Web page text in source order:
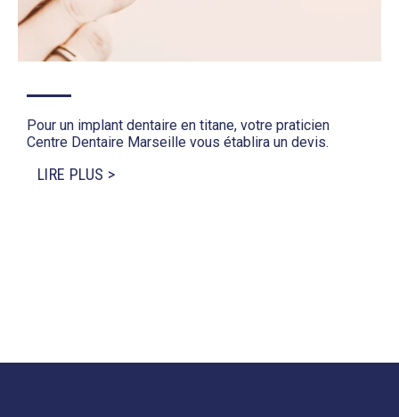
Pour un implant dentaire en titane, votre praticien
Centre Dentaire Marseille vous établira un devis.
LIRE PLUS >